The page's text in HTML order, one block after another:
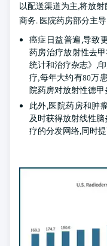
以配送渠道为主,将放
商务. 医院药房部分主
癌症日益普遍,导致
药房治疗放射性去
统计和治疗杂志》,
疗,每年大约有80万
院药房对放射性德甲
此外,医院药房和肿
及时获得放射线性
疗的分发网络,同时